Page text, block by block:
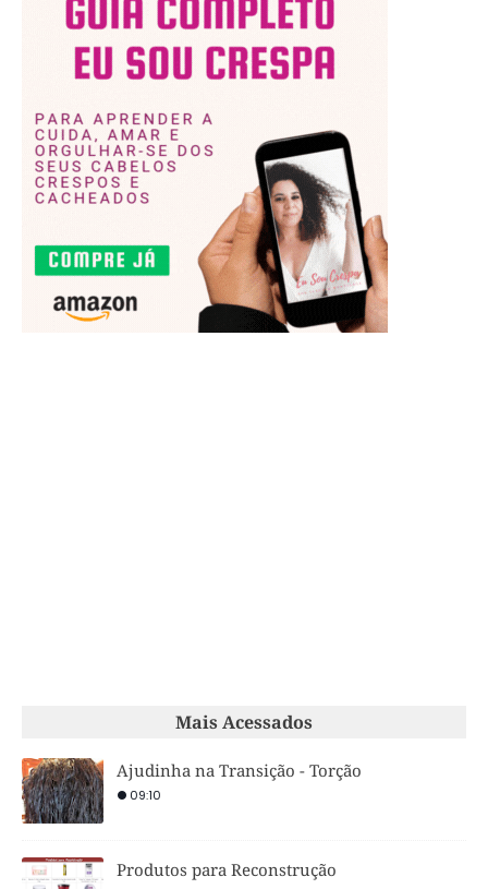
Mais Acessados
Ajudinha na Transição - Torção
09:10
Produtos para Reconstrução